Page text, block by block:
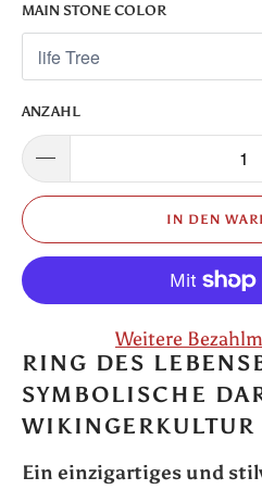
MAIN STONE COLOR
ANZAHL
IN DEN
Weitere
RING DES
SYMBOLISCHE
WIKINGERKULTUR
Ein einzigartiges und